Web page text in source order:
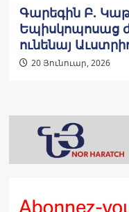
Գարեգին Բ.
Եպիսկոպոսաց
ունենայ
20 Յունուար, 2026